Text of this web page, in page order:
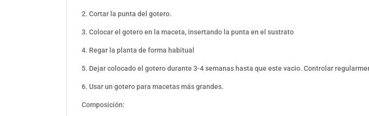
2. Cortar la punta del gotero.
3. Colocar el gotero en la maceta, insertando la punta en el sustrato
4. Regar la planta de forma habitual
5. Dejar colocado el gotero durante 3-4 semanas hasta que este vacio. Controlar
6. Usar un gotero para macetas más grandes.
Composición: